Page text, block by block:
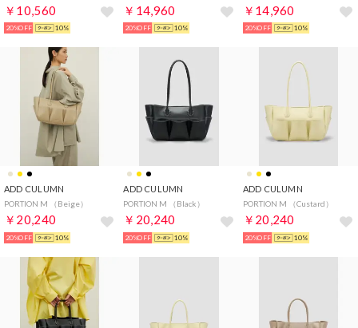
￥10,560
20%OFF 10%
￥14,960
20%OFF 10%
￥14,960
20%OFF 10%
ADD CULUMN
PORTION M （Beige）
￥20,240
20%OFF 10%
ADD CULUMN
PORTION M （Black）
￥20,240
20%OFF 10%
ADD CULUMN
PORTION M （Custard）
￥20,240
20%OFF 10%